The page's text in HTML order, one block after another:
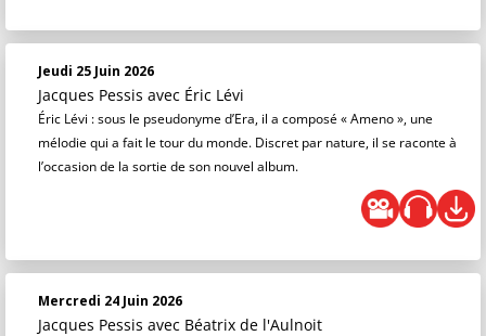
Jeudi 25 Juin 2026
Jacques Pessis avec Éric Lévi
Éric Lévi : sous le pseudonyme d’Era, il a composé « Ameno », une
mélodie qui a fait le tour du monde. Discret par nature, il se raconte à
l’occasion de la sortie de son nouvel album.
Mercredi 24 Juin 2026
Jacques Pessis avec Béatrix de l'Aulnoit